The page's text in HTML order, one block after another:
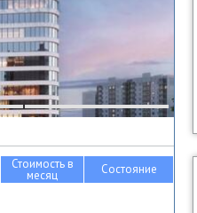
Стоимость в
месяц Состояние